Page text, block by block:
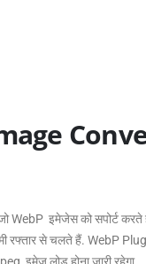
WebP इमेजेस को सपोर्ट
रफ्तार से चलते हैं. WebP
इमेज लोड होना जारी रहेगा.